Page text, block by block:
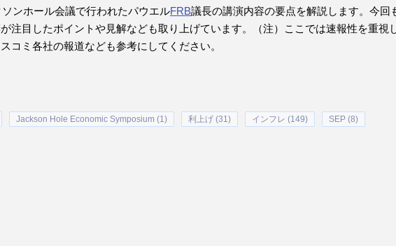
ンホール会議で行われたパウエルFRB議長の講演内容の要点を解説します。今回
注目したポイントや見解なども取り上げています。（注）ここでは速報性を重視
コミ各社の報道なども参考にしてください。
Jackson Hole Economic Symposium (1) 利上げ (31) インフレ (149) SEP (8)